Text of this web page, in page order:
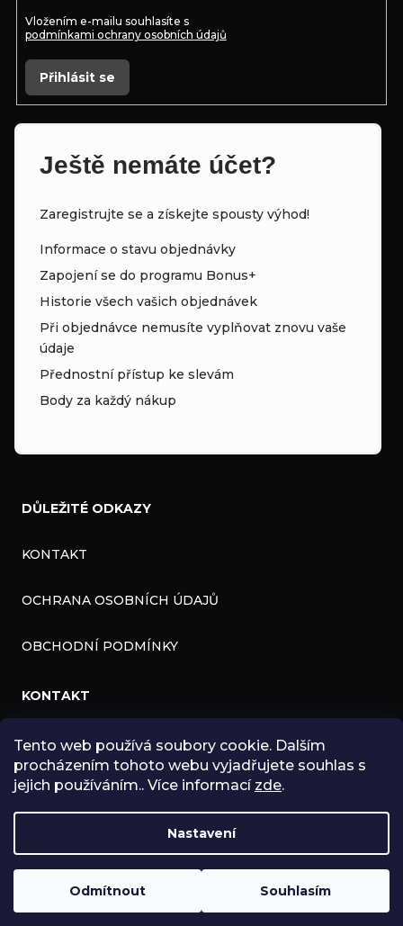
Tento web používá soubory cookie. Dalším
procházením tohoto webu vyjadřujete souhlas s
jejich používáním.. Více informací zde.
Nastavení
Odmítnout Souhlasím
Vložením e-mailu souhlasíte s
podmínkami ochrany osobních údajů
Přihlásit se
Ještě nemáte účet?
Zaregistrujte se a získejte spousty výhod!
Informace o stavu objednávky
Zapojení se do programu Bonus+
Historie všech vašich objednávek
Při objednávce nemusíte vyplňovat znovu vaše
údaje
Přednostní přístup ke slevám
Body za každý nákup
DŮLEŽITÉ ODKAZY
KONTAKT
OCHRANA OSOBNÍCH ÚDAJŮ
OBCHODNÍ PODMÍNKY
KONTAKT
INFO@ZNK.CZ
HTTPS://WWW.FACEBOOK.COM/ZNKSHOP
ZNKSHOP